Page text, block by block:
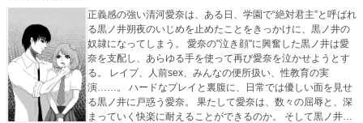
正義感の強い清河愛奈は、ある日、学園で“絶対君主”と呼ばれ
る黒ノ井朔夜のいじめを止めたことをきっかけに、黒ノ井の
奴隷になってしまう。 愛奈の"泣き顔"に興奮した黒ノ井は愛
奈を支配し、あらゆる手を使って再び愛奈を泣かせようとす
る。 レイプ、人前sex、みんなの便所扱い、性教育の実
演……。 ハードなプレイと裏腹に、日常では優しい面を見せ
る黒ノ井に戸惑う愛奈。 果たして愛奈は、数々の屈辱と、深
まっていく快楽に耐えることができるのか。 そして黒ノ井